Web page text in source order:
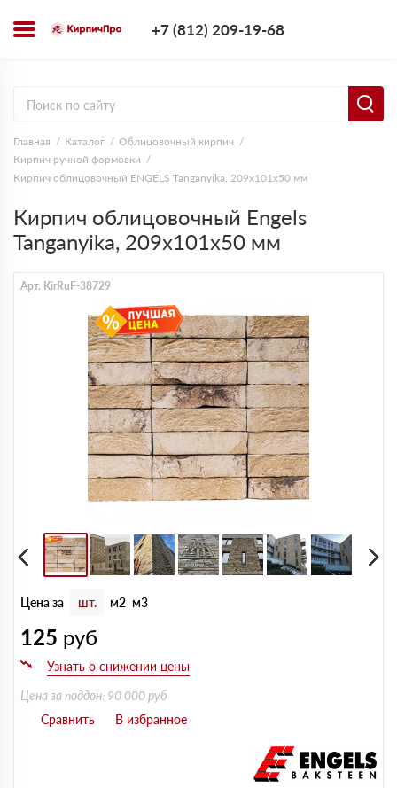
+7 (812) 209-19-68
Главная Каталог
Облицовочный кирпич
Кирпич ручной формовки
Кирпич облицовочный ENGELS Tanganyika, 209х101х50 мм
Кирпич облицовочный Engels
Tanganyika, 209х101х50 мм
Арт. KirRuF-38729
Цена за шт. м2 м3
125 руб
Цена за поддон: 90 000 руб